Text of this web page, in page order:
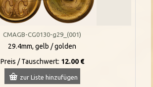
CMAGB-CG0130-g29_(001)
29.4mm, gelb / golden
Preis / Tauschwert: 12.00 €
zur Liste hinzufügen